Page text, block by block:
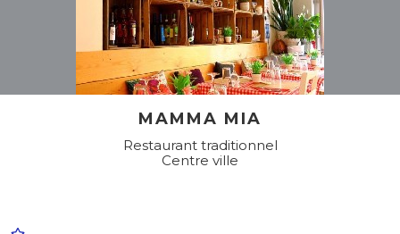
MAMMA MIA
Restaurant traditionnel
Centre ville